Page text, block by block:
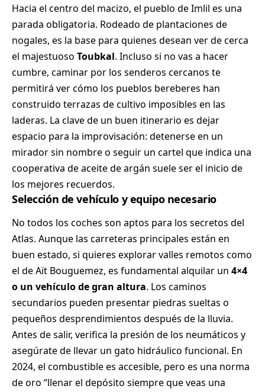
Hacia el centro del macizo, el pueblo de Imlil es una
parada obligatoria. Rodeado de plantaciones de
nogales, es la base para quienes desean ver de cerca
el majestuoso Toubkal. Incluso si no vas a hacer
cumbre, caminar por los senderos cercanos te
permitirá ver cómo los pueblos bereberes han
construido terrazas de cultivo imposibles en las
laderas. La clave de un buen itinerario es dejar
espacio para la improvisación: detenerse en un
mirador sin nombre o seguir un cartel que indica una
cooperativa de aceite de argán suele ser el inicio de
los mejores recuerdos.
Selección de vehículo y equipo necesario
No todos los coches son aptos para los secretos del
Atlas. Aunque las carreteras principales están en
buen estado, si quieres explorar valles remotos como
el de Aït Bouguemez, es fundamental alquilar un 4×4
o un vehículo de gran altura. Los caminos
secundarios pueden presentar piedras sueltas o
pequeños desprendimientos después de la lluvia.
Antes de salir, verifica la presión de los neumáticos y
asegúrate de llevar un gato hidráulico funcional. En
2024, el combustible es accesible, pero es una norma
de oro “llenar el depósito siempre que veas una